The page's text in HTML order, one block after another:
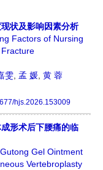
状及影响因素分析
Factors of Nursing
雯, 孟 媛, 黄 蓉
hjs.2026.153009
形术后下腰痛的临
Gel Ointment
Vertebroplasty